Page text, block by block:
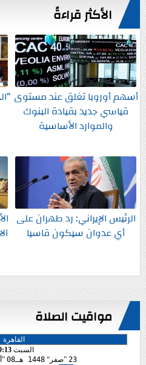
الأكثر قراءةً
أسهم أوروبا تغلق عند مستوى
قياسي جديد بقيادة البنوك
والموارد الأساسية
الرئيس الإيراني: رد طهران على
أي عدوان سيكون قاسيا
مواقيت الصلاة
السبت
23
صفر 1448 هـ 08